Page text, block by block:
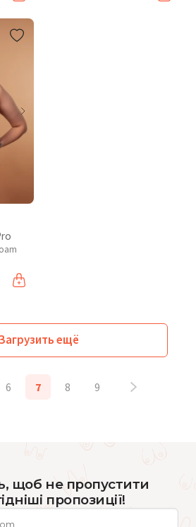
ещё
6 7 8 9
щоб не пропустити
пропозиції!